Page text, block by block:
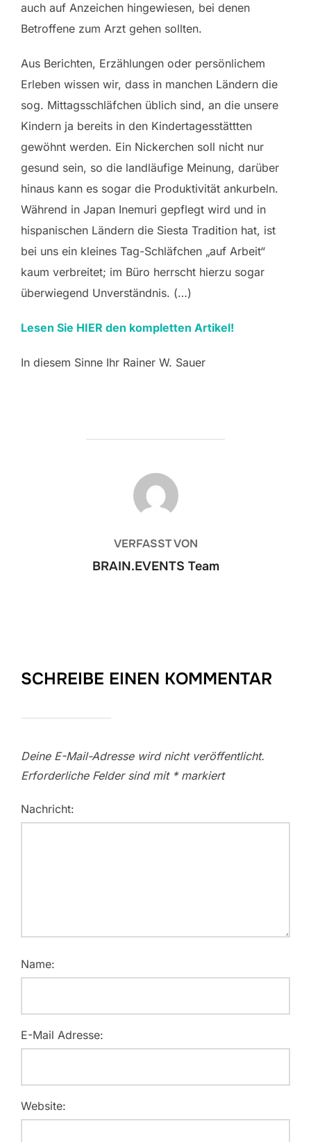
auch auf Anzeichen hingewiesen, bei denen
Betroffene zum Arzt gehen sollten.
Aus Berichten, Erzählungen oder persönlichem
Erleben wissen wir, dass in manchen Ländern die
sog. Mittagsschläfchen üblich sind, an die unsere
Kindern ja bereits in den Kindertagesstättten
gewöhnt werden. Ein Nickerchen soll nicht nur
gesund sein, so die landläufige Meinung, darüber
hinaus kann es sogar die Produktivität ankurbeln.
Während in Japan Inemuri gepflegt wird und in
hispanischen Ländern die Siesta Tradition hat, ist
bei uns ein kleines Tag-Schläfchen „auf Arbeit“
kaum verbreitet; im Büro herrscht hierzu sogar
überwiegend Unverständnis. (…)
Lesen Sie HIER den kompletten Artikel!
In diesem Sinne Ihr Rainer W. Sauer
BEITRAGSAUTOR
VERFASST VON
BRAIN.EVENTS Team
SCHREIBE EINEN KOMMENTAR
Deine E-Mail-Adresse wird nicht veröffentlicht.
Erforderliche Felder sind mit *markiert
Nachricht:
Name:
E-Mail Adresse:
Website: